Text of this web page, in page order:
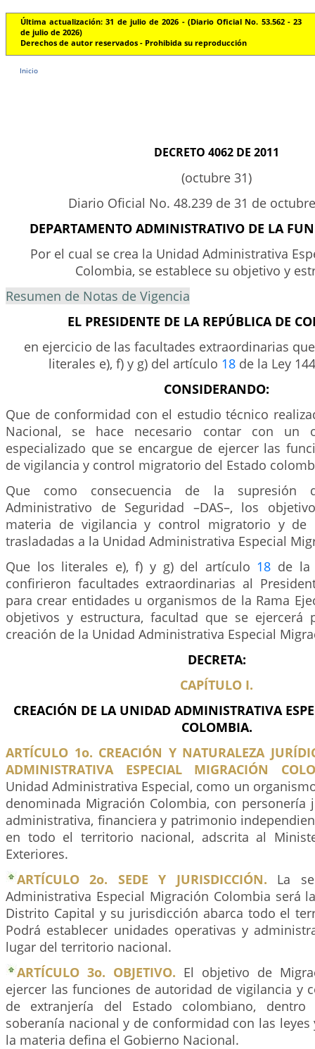
Última actualización: 31 de julio de 2026 - (Diario Oficial No. 53.562 - 23
de julio de 2026)
Derechos de autor reservados - Prohibida su reproducción
Inicio
DECRETO 4062 DE 2011
(octubre 31)
Diario Oficial No. 48.239 de 31 de
DEPARTAMENTO ADMINISTRATIVO DE LA
Por el cual se crea la Unidad Administrativa
Colombia, se establece su objetivo y
Resumen de Notas de Vigencia
EL PRESIDENTE DE LA REPÚBLICA DE
en ejercicio de las facultades extraordinarias
literales e), f) y g) del artículo 18de la Ley
CONSIDERANDO:
Que de conformidad con el estudio técnico
Nacional, se hace necesario contar con un
especializado que se encargue de ejercer las
de vigilancia y control migratorio del Estado
Que como consecuencia de la supresión
Administrativo de Seguridad –DAS–, los
materia de vigilancia y control migratorio y de
trasladadas a la Unidad Administrativa Especial
Que los literales e), f) y g) del artículo 18 de la
confirieron facultades extraordinarias al
para crear entidades u organismos de la Rama
objetivos y estructura, facultad que se ejercerá
creación de la Unidad Administrativa Especial
DECRETA:
CAPÍTULO I.
CREACIÓN DE LA UNIDAD ADMINISTRATIVA
COLOMBIA.
ARTÍCULO 1o. CREACIÓN Y NATURALEZA
ADMINISTRATIVA ESPECIAL MIGRACIÓN
Unidad Administrativa Especial, como un
denominada Migración Colombia, con personería
administrativa, financiera y patrimonio
en todo el territorio nacional, adscrita al
Exteriores.
ARTÍCULO 2o. SEDE Y JURISDICCIÓN. La
Administrativa Especial Migración Colombia será
Distrito Capital y su jurisdicción abarca todo el
Podrá establecer unidades operativas y
lugar del territorio nacional.
ARTÍCULO 3o. OBJETIVO. El objetivo de
ejercer las funciones de autoridad de vigilancia y
de extranjería del Estado colombiano,
soberanía nacional y de conformidad con las
la materia defina el Gobierno Nacional.